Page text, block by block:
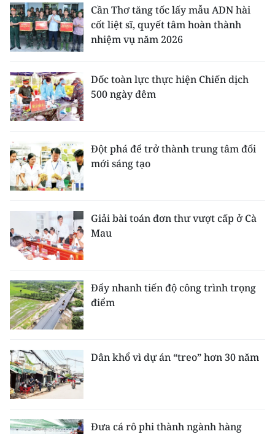
Cần Thơ tăng tốc lấy mẫu ADN hài
cốt liệt sĩ, quyết tâm hoàn thành
nhiệm vụ năm 2026
Dốc toàn lực thực hiện Chiến dịch
500 ngày đêm
Đột phá để trở thành trung tâm đổi
mới sáng tạo
Giải bài toán đơn thư vượt cấp ở Cà
Mau
Đẩy nhanh tiến độ công trình trọng
điểm
Dân khổ vì dự án “treo” hơn 30 năm
Đưa cá rô phi thành ngành hàng